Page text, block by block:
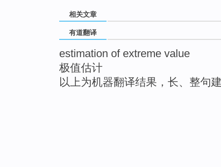
相关文章
有道翻译
estimation of extreme value
极值估计
以上为机器翻译结果，长、整句